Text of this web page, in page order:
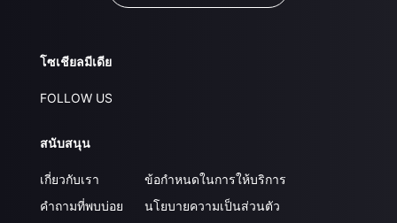
โซเชียลมีเดีย
FOLLOW US
สนับสนุน
เกี่ยวกับเรา
คำถามที่พบบ่อย
ข้อกำหนดในการให้บริการ
นโยบายความเป็นส่วนตัว